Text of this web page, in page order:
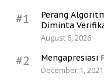
#1
Perang
Diminta
August 6, 2026
#2
Mengapresiasi
December 1, 2021